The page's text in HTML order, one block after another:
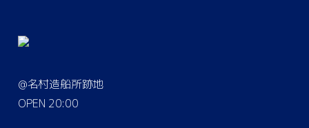
@名村造船所跡地
OPEN 20:00